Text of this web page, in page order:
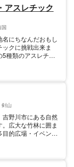
ており、子供たち
様向けの遊具が用
桜やチューリップな
季節には、家族で
むことができま
入できます。駐車
スもしやすいで
出を作りましょう！
野外での遊びを楽
公渕森林公園で素
アスレチック
国
名にちなんだおもし
クに挑戦出来ま
種類のアスレチッ
剣山
吉野川市にある自然
広大な竹林に囲ま
的広場・イベント